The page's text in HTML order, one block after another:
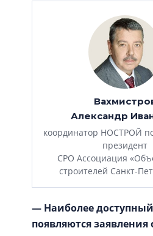
Александр
координатор НОСТРОЙ
президент
СРО Ассоциация
строителей Санкт-
методах снижения
Как бы то ни было,
бизнеса, и для
проектов
Петербурге сдать в
Но я не вижу в этом
будущем они вырастут.
— Наиболее
появляются